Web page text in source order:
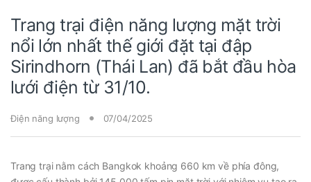
Trang trại điện năng lượng mặt trời
nổi lớn nhất thế giới đặt tại đập
Sirindhorn (Thái Lan) đã bắt đầu hòa
lưới điện từ 31/10.
Điện năng lượng 07/04/2025
Trang trại nằm cách Bangkok khoảng 660 km về phía đông,